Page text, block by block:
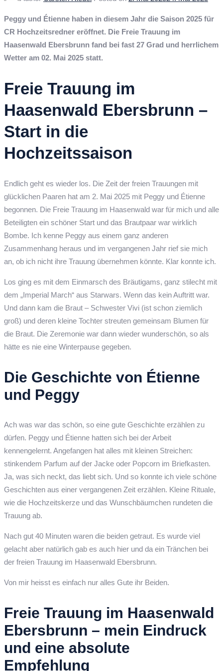
Peggy und Étienne haben in diesem Jahr die Saison 2025 für
CR Hochzeitsredner eröffnet. Die Freie Trauung im
Haasenwald Ebersbrunn fand bei fast 27 Grad und herrlichem
Wetter am 02. Mai 2025 statt.
Freie Trauung im
Haasenwald Ebersbrunn –
Start in die
Hochzeitssaison
Endlich geht es wieder los. Die Zeit der freien Trauungen mit
glücklichen Paaren hat am 2. Mai 2025 mit Peggy und Étienne
begonnen. Die Freie Trauung im Haasenwald war für mich und alle
Beteiligten ein schöner Start und das Brautpaar war wirklich
Bombe. Ich kenne Peggy aus einem ganz anderen
Zusammenhang heraus und im vergangenen Jahr rief sie mich
an, ob ich nicht ihre Trauung übernehmen könnte. Klar konnte ich.
Los ging es mit dem Einmarsch des Bräutigams, ganz stilecht mit
dem „Imperial March“ aus Starwars. Wenn das kein Auftritt war.
Und dann kam die Braut – Schwester Vivi (ist schon ziemlich
groß) und deren kleine Tochter streuten gemeinsam Blumen für
die Braut. Die Zeremonie war dann wieder wunderschön, so als
hätte es nie eine Winterpause gegeben.
Die Geschichte von Étienne
und Peggy
Ach was war das schön, so eine gute Geschichte erzählen zu
dürfen. Peggy und Étienne hatten sich bei der Arbeit
kennengelernt. Angefangen hat alles mit kleinen Streichen:
stinkendem Parfum auf der Jacke oder Popcorn im Briefkasten.
Ja, was sich neckt, das liebt sich. Und so konnte ich viele schöne
Geschichten aus einer vergangenen Zeit erzählen. Kleine Rituale,
wie die Hochzeitskerze und das Wunschbäumchen rundeten die
Trauung ab.
Nach gut 40 Minuten waren die beiden getraut. Es wurde viel
gelacht aber natürlich gab es auch hier und da ein Tränchen bei
der freien Trauung im Haasenwald Ebersbrunn.
Von mir heisst es einfach nur alles Gute ihr Beiden.
Freie Trauung im Haasenwald
Ebersbrunn – mein Eindruck
und eine absolute
Empfehlung